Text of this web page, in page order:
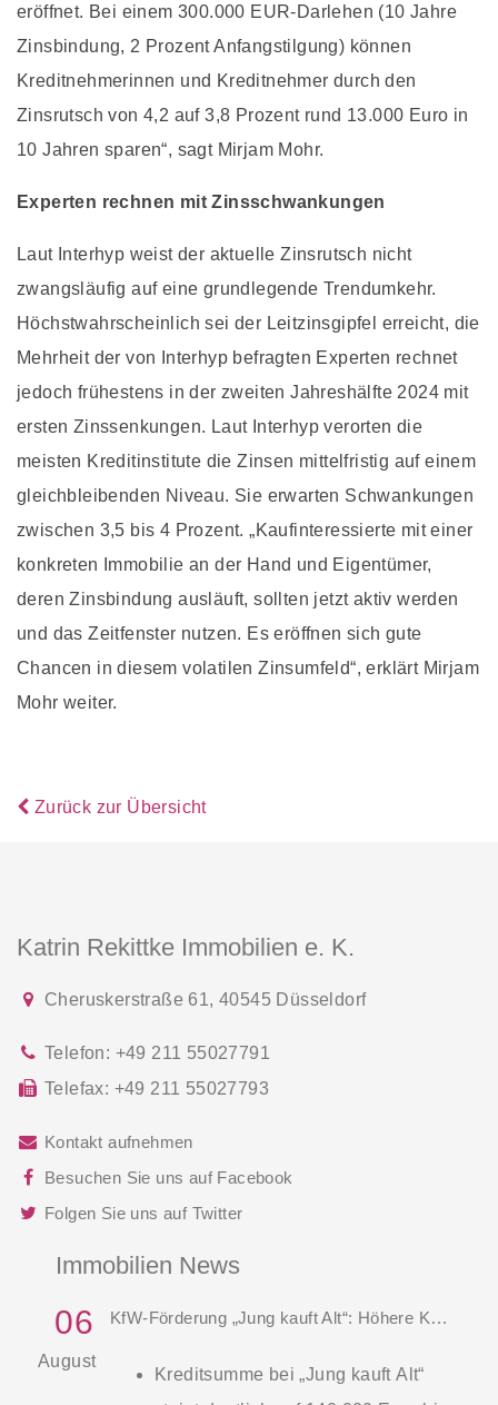
eröffnet. Bei einem 300.000 EUR-Darlehen (10 Jahre
Zinsbindung, 2 Prozent Anfangstilgung) können
Kreditnehmerinnen und Kreditnehmer durch den
Zinsrutsch von 4,2 auf 3,8 Prozent rund 13.000 Euro in
10 Jahren sparen“, sagt Mirjam Mohr.
Experten rechnen mit Zinsschwankungen
Laut Interhyp weist der aktuelle Zinsrutsch nicht
zwangsläufig auf eine grundlegende Trendumkehr.
Höchstwahrscheinlich sei der Leitzinsgipfel erreicht, die
Mehrheit der von Interhyp befragten Experten rechnet
jedoch frühestens in der zweiten Jahreshälfte 2024 mit
ersten Zinssenkungen. Laut Interhyp verorten die
meisten Kreditinstitute die Zinsen mittelfristig auf einem
gleichbleibenden Niveau. Sie erwarten Schwankungen
zwischen 3,5 bis 4 Prozent. „Kaufinteressierte mit einer
konkreten Immobilie an der Hand und Eigentümer,
deren Zinsbindung ausläuft, sollten jetzt aktiv werden
und das Zeitfenster nutzen. Es eröffnen sich gute
Chancen in diesem volatilen Zinsumfeld“, erklärt Mirjam
Mohr weiter.
Zurück zur Übersicht
Katrin Rekittke Immobilien e. K.
Cheruskerstraße 61, 40545 Düsseldorf
Telefon: +49 211 55027791
Telefax: +49 211 55027793
Kontakt aufnehmen
Besuchen Sie uns auf Facebook
Folgen Sie uns auf Twitter
Immobilien News
06
August
KfW-Förderung „Jung kauft Alt“: Höhere Kredite ab August 2026
Kreditsumme bei „Jung kauft Alt“